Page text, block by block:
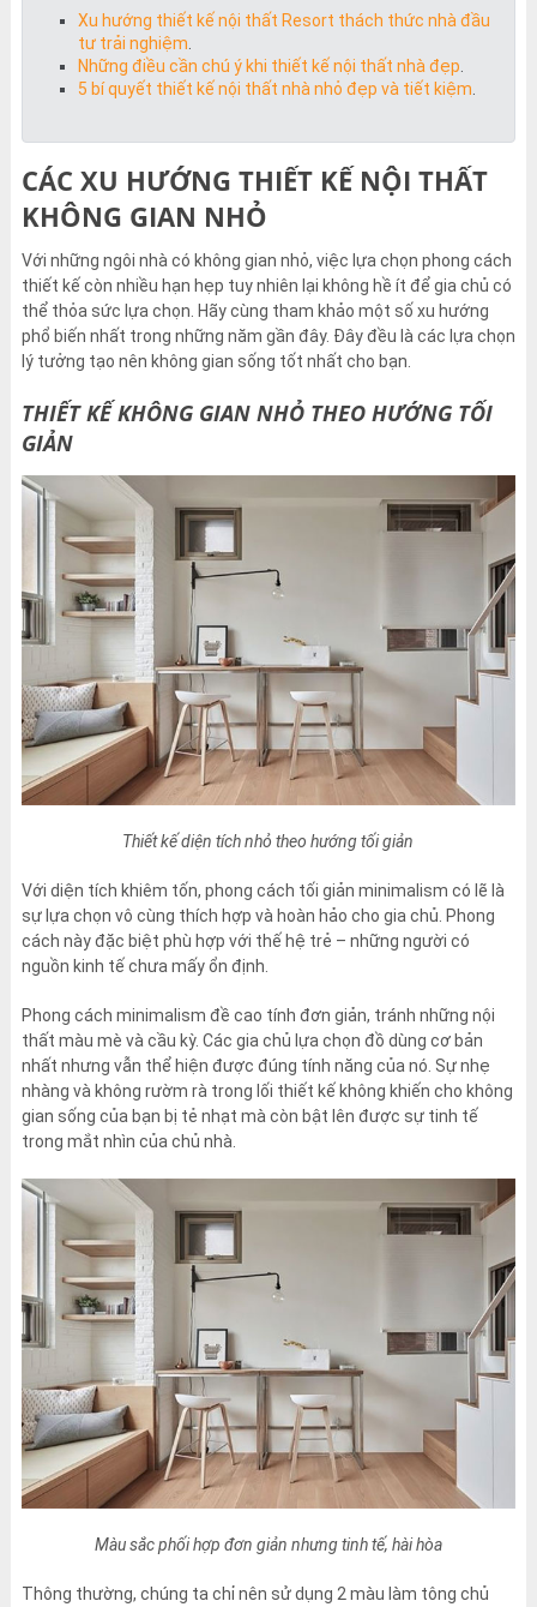
Xu hướng thiết kế nội thất Resort thách thức nhà đầu
tư trải nghiệm
Những điều cần chú ý khi thiết kế nội thất nhà đẹp
5 bí quyết thiết kế nội thất nhà nhỏ đẹp và tiết kiệm
CÁC XU HƯỚNG THIẾT KẾ NỘI THẤT
KHÔNG GIAN NHỎ
Với những ngôi nhà có không gian nhỏ, việc lựa chọn phong cách
thiết kế còn nhiều hạn hẹp tuy nhiên lại không hề ít để gia chủ có
thể thỏa sức lựa chọn. Hãy cùng tham khảo một số xu hướng
phổ biến nhất trong những năm gần đây. Đây đều là các lựa chọn
lý tưởng tạo nên không gian sống tốt nhất cho bạn.
THIẾT KẾ KHÔNG GIAN NHỎ THEO HƯỚNG TỐI
GIẢN
Thiết kế diện tích nhỏ theo hướng tối giản
Với diện tích khiêm tốn, phong cách tối giản minimalism có lẽ là
sự lựa chọn vô cùng thích hợp và hoàn hảo cho gia chủ. Phong
cách này đặc biệt phù hợp với thế hệ trẻ – những người có
nguồn kinh tế chưa mấy ổn định.
Phong cách minimalism đề cao tính đơn giản, tránh những nội
thất màu mè và cầu kỳ. Các gia chủ lựa chọn đồ dùng cơ bản
nhất nhưng vẫn thể hiện được đúng tính năng của nó. Sự nhẹ
nhàng và không rườm rà trong lối thiết kế không khiến cho không
gian sống của bạn bị tẻ nhạt mà còn bật lên được sự tinh tế
trong mắt nhìn của chủ nhà.
Màu sắc phối hợp đơn giản nhưng tinh tế, hài hòa
Thông thường, chúng ta chỉ nên sử dụng 2 màu làm tông chủ